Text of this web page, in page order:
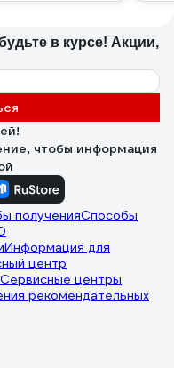
в курсе! Акции,
чтобы информация
полученияСпособы
Информация для
центр
Сервисные центры
рекомендательных